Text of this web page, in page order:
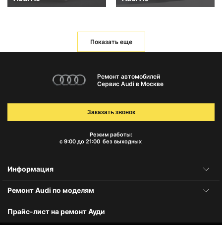
Показать еще
Ремонт автомобилей
Сервис Audi в Москве
Режим работы:
с 9:00 до 21:00 без выходных
Заказать звонок
Информация
Ремонт Audi по моделям
Прайс-лист на ремонт Ауди